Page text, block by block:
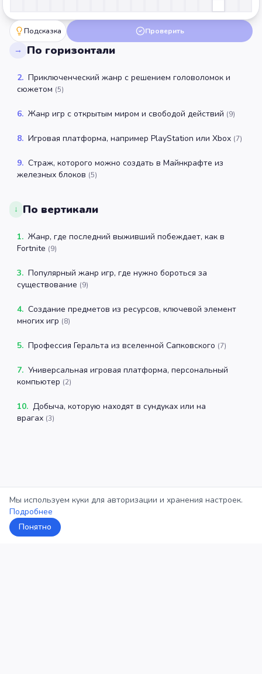
Подсказка Проверить
→ По горизонтали
2. Приключенческий жанр с решением головоломок и
сюжетом (5)
6. Жанр игр с открытым миром и свободой действий (9)
8. Игровая платформа, например PlayStation или Xbox (7)
9. Страж, которого можно создать в Майнкрафте из
железных блоков (5)
↓ По вертикали
1. Жанр, где последний выживший побеждает, как в
Fortnite (9)
3. Популярный жанр игр, где нужно бороться за
существование (9)
4. Создание предметов из ресурсов, ключевой элемент
многих игр (8)
5. Профессия Геральта из вселенной Сапковского (7)
7. Универсальная игровая платформа, персональный
компьютер (2)
10. Добыча, которую находят в сундуках или на
врагах (3)
Мы используем куки для авторизации и хранения настроек.
Подробнее
Понятно